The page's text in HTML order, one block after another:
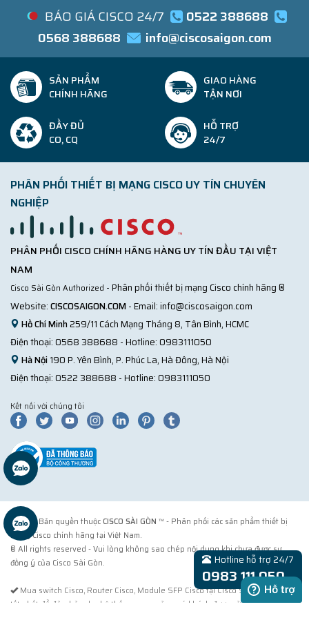
BÁO GIÁ CISCO 24/7
0522 388688
0568 388688
info@ciscosaigon.com
SẢN PHẨM
CHÍNH HÃNG
GIAO HÀNG
TẬN NƠI
ĐẦY ĐỦ
CO, CQ
HỖ TRỢ
24/7
PHÂN PHỐI THIẾT BỊ MẠNG CISCO UY TÍN CHUYÊN
NGHIỆP
PHÂN PHỐI CISCO CHÍNH HÃNG HÀNG UY TÍN ĐẦU TẠI VIỆT
NAM
Cisco Sài Gòn Authorized - Phân phối thiết bị mạng Cisco chính hãng ®
Website:CISCOSAIGON.COM - Email:info@ciscosaigon.com
Hồ Chí Minh259/11 Cách Mạng Tháng 8, Tân Bình, HCMC
Điện thoại:0568 388688 - Hotline:0983111050
Hà Nội190 P. Yên Bình, P. Phúc La, Hà Đông, Hà Nội
Điện thoại:0522 388688 - Hotline:0983111050
Kết nối với chúng tôi
© 2018 Bản quyền thuộcCISCO SÀI GÒN ™ - Phân phối các sản phẩm thiết bị
mạng Cisco chính hãng tại Việt Nam.
® All rights reserved - Vui lòng không sao chép nội dung khi chưa được sự
đồng ý của Cisco Sài Gòn.
Mua switch Cisco, Router Cisco, Module SFP Cisco tại Cisco Sài Gòn. Cách
tốt nhất để đảm bảo cho hệ thống mạng của quý khách được sử dụng sản
Hotline hỗ trợ 24/7
0983 111 050